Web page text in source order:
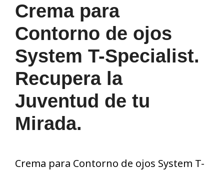
Crema para
Contorno de ojos
System T-Specialist.
Recupera la
Juventud de tu
Mirada.
Crema para Contorno de ojos System T-